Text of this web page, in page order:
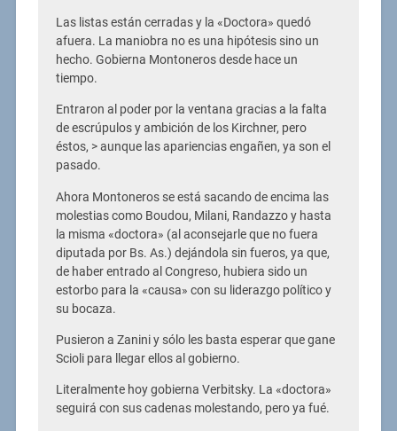
Las listas están cerradas y la «Doctora» quedó
afuera. La maniobra no es una hipótesis sino un
hecho. Gobierna Montoneros desde hace un
tiempo.
Entraron al poder por la ventana gracias a la falta
de escrúpulos y ambición de los Kirchner, pero
éstos, > aunque las apariencias engañen, ya son el
pasado.
Ahora Montoneros se está sacando de encima las
molestias como Boudou, Milani, Randazzo y hasta
la misma «doctora» (al aconsejarle que no fuera
diputada por Bs. As.) dejándola sin fueros, ya que,
de haber entrado al Congreso, hubiera sido un
estorbo para la «causa» con su liderazgo político y
su bocaza.
Pusieron a Zanini y sólo les basta esperar que gane
Scioli para llegar ellos al gobierno.
Literalmente hoy gobierna Verbitsky. La «doctora»
seguirá con sus cadenas molestando, pero ya fué.